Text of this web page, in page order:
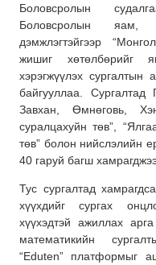
Боловсролын
Боловсролын яам,
дэмжлэгтэйгээр
жишиг хөтөлбөрийг
хэрэгжүүлэх сургалтын
байгууллаа. Сургалтад
Завхан, Өмнөговь,
суралцахуйн төв”,
төв” болон нийслэлийн
40 гаруй багш
Тус сургалтад
хүүхдийг сургах
хүүхэдтэй ажиллах
математикийн
“Eduten” платформыг